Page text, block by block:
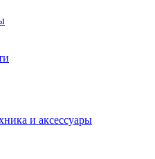
и аксессуары